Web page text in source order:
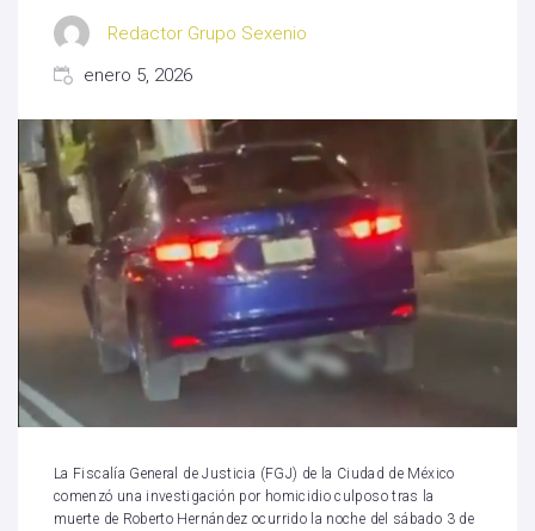
Redactor Grupo Sexenio
enero 5, 2026
La Fiscalía General de Justicia (FGJ) de la Ciudad de México
comenzó una investigación por homicidio culposo tras la
muerte de Roberto Hernández ocurrido la noche del sábado 3 de